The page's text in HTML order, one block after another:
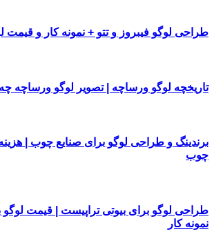
طراحی لوگو فیبروز و تتو + نمونه کار و قیمت
تاریخچه لوگو ورساچه | تصویر لوگو ورساچه
برندینگ و طراحی لوگو برای صنایع چوب |
چوب
طراحی لوگو برای بیوتی تراپیست | قیمت لوگو
نمونه کار